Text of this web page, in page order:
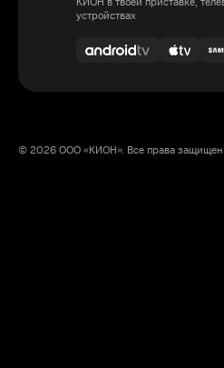
устройствах
© 2026 ООО «КИОН». Все права